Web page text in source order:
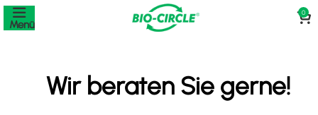
Menü
0
Wir beraten Sie gerne!